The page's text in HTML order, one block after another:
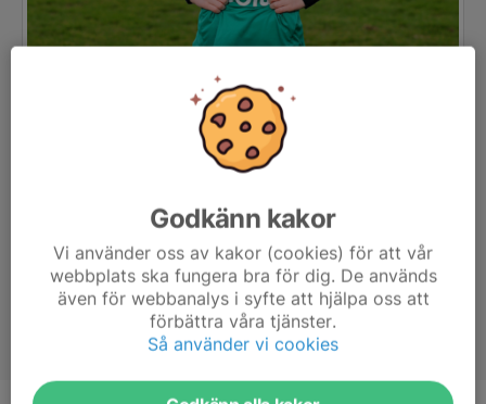
Godkänn kakor
Vi använder oss av kakor (cookies) för att vår
webbplats ska fungera bra för dig. De används
även för webbanalys i syfte att hjälpa oss att
förbättra våra tjänster.
Så använder vi cookies